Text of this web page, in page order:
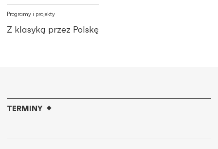
Programy i projekty
Z klasyką przez Polskę
TERMINY